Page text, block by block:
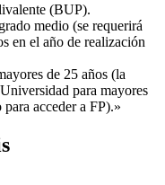
(BUP).
medio (se requerirá
en el año de realización
de 25 años (la
para mayores
acceder a FP).»